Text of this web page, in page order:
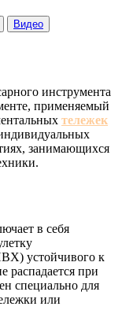
Видео
инструмента
применяемый
тележек
занимающихся
в себя
устойчивого к
распадается при
специально для
или